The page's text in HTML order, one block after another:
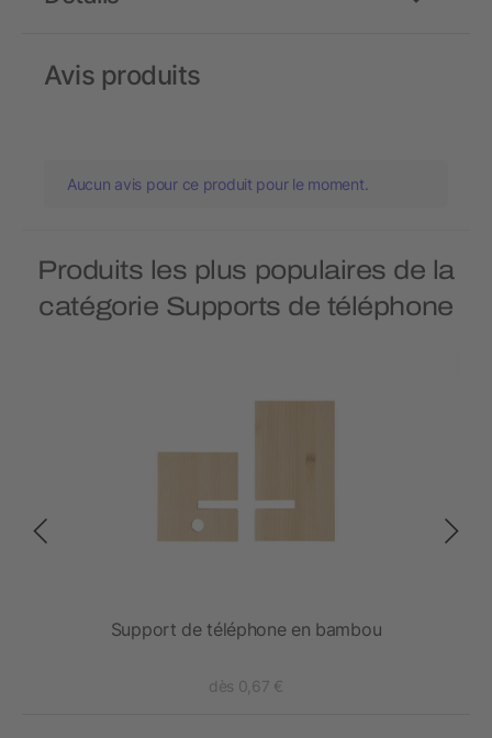
Avis produits
Aucun avis pour ce produit pour le moment.
Produits les plus populaires de la
catégorie Supports de téléphone
Support de téléphone en bambou
dès 0,67 €